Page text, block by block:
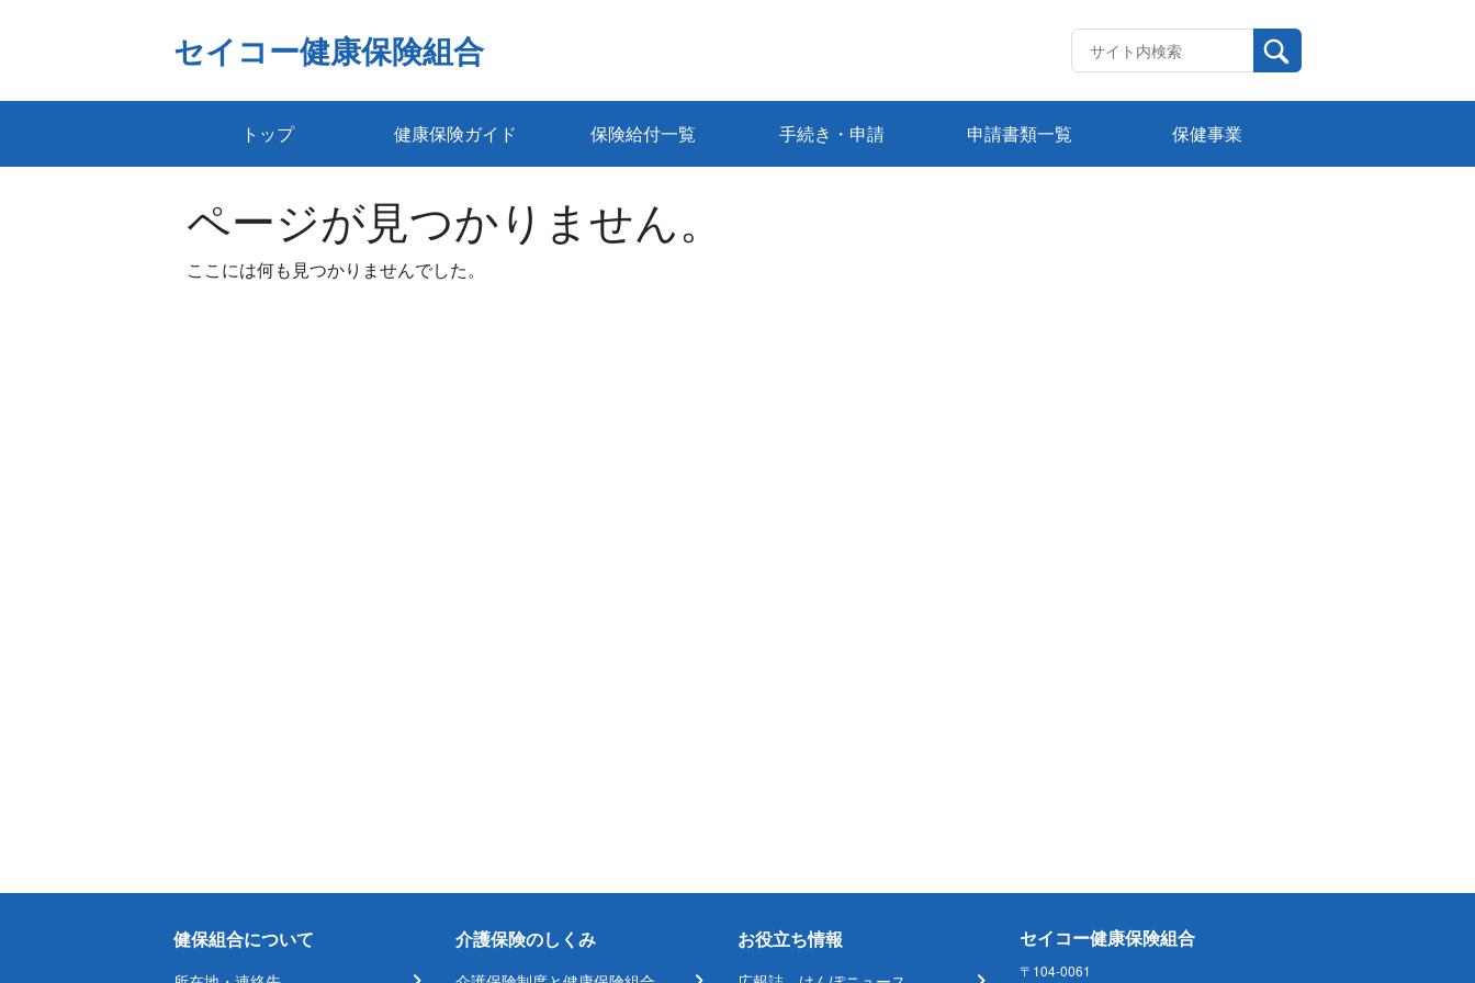
セイコー健康保険組合
トップ 健康保険ガイド 保険給付一覧 手続き・申請 申請書類一覧 保健事業
ページが見つかりません。
ここには何も見つかりませんでした。
健保組合について 介護保険のしくみ お役立ち情報 セイコー健康保険組合
〒104-0061